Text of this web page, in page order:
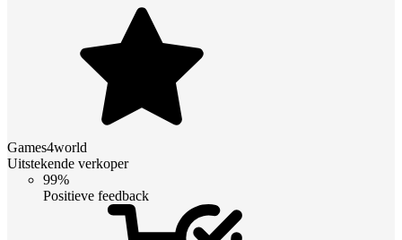
Games4world
Uitstekende verkoper
99%
Positieve feedback